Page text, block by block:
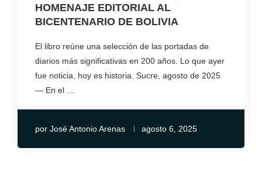
HOMENAJE EDITORIAL AL
BICENTENARIO DE BOLIVIA
El libro reúne una selección de las portadas de
diarios más significativas en 200 años. Lo que ayer
fue noticia, hoy es historia. Sucre, agosto de 2025
— En el …
por José Antonio Arenas agosto 6, 2025